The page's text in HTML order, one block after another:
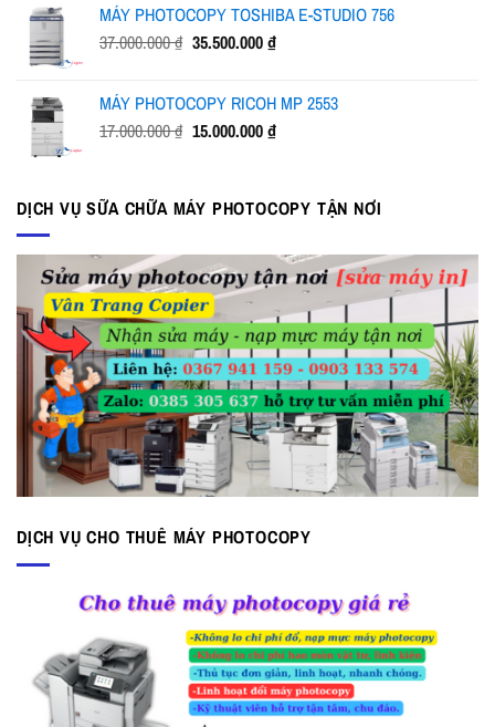
24.000.000 ₫.là:
23.000.000 ₫.
MÁY PHOTOCOPY TOSHIBA E-STUDIO 756
37.000.000₫ Giá
37.000.000 ₫.
35.500.000₫Giá
là:
35.500.000 ₫.
MÁY PHOTOCOPY RICOH MP 2553
17.000.000₫ Giá
17.000.000 ₫.
15.000.000₫Giá
là:
15.000.000 ₫.
DỊCH VỤ SỮA CHỮA MÁY PHOTOCOPY TẬN NƠI
DỊCH VỤ CHO THUÊ MÁY PHOTOCOPY